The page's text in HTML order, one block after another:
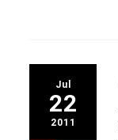
Jul
22
2011